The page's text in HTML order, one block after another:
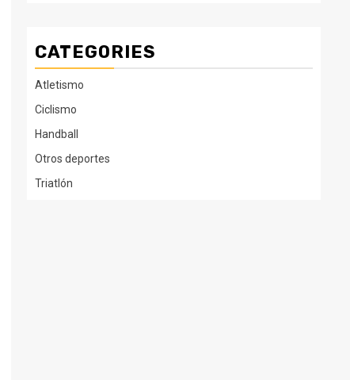
CATEGORIES
Atletismo
Ciclismo
Handball
Otros deportes
Triatlón